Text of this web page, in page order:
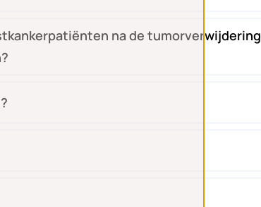
na de tumorverwijdering